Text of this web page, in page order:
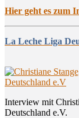
Hier geht es zum
La Leche Liga
Interview mit
Deutschland e.V.